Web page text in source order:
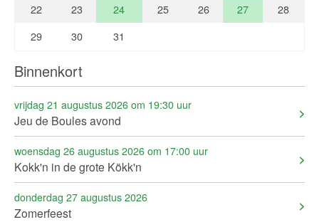
22
23 24 25 26 27
28
29
30 31
Binnenkort
vrijdag 21 augustus 2026 om 19:30 uur
Jeu de Boules avond
woensdag 26 augustus 2026 om 17:00 uur
Kokk'n in de grote Kökk'n
donderdag 27 augustus 2026
Zomerfeest